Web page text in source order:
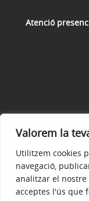
Valorem la
Utilitzem cookies
navegació,
analitzar el
acceptes l'ús que
Atenció
Avís legal